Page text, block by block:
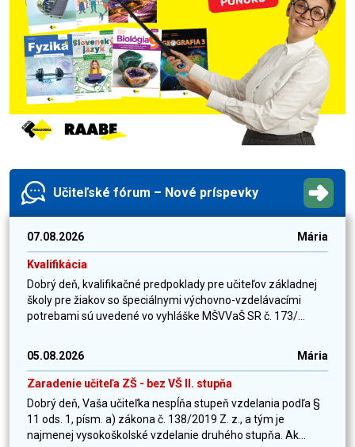
Učiteľské fórum – Nové príspevky
07.08.2026 Mária
Kvalifikácia
Dobrý deň, kvalifikačné predpoklady pre učiteľov základnej
školy pre žiakov so špeciálnymi výchovno-vzdelávacími
potrebami sú uvedené vo vyhláške MŠVVaŠ SR č. 173/...
05.08.2026 Mária
Zaradenie učiteľa ZŠ - bez VŠ II. stupňa
Dobrý deň, Vaša učiteľka nespĺňa stupeň vzdelania podľa §
11 ods. 1, písm. a) zákona č. 138/2019 Z. z., a tým je
najmenej vysokoškolské vzdelanie druhého stupňa. Ak...